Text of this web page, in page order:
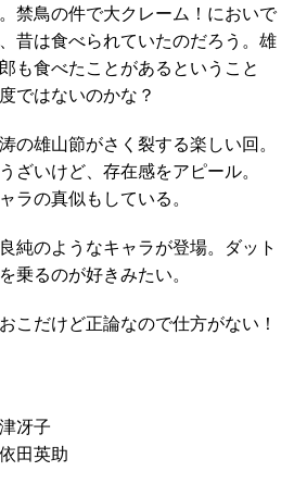
禁鳥の件で大クレーム！においで
昔は食べられていたのだろう。雄
も食べたことがあるということ
ではないのかな？
の雄山節がさく裂する楽しい回。
ざいけど、存在感をアピール。
ラの真似もしている。
純のようなキャラが登場。ダット
乗るのが好きみたい。
こだけど正論なので仕方がない！
冴子
田英助